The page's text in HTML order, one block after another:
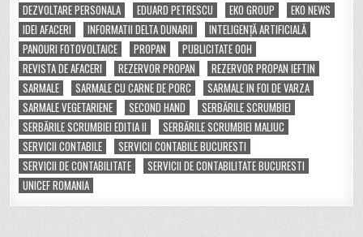
DEZVOLTARE PERSONALA
EDUARD PETRESCU EKO GROUP
EKO NEWS
IDEI AFACERI
INFORMATII DELTA DUNARII
INTELIGENȚĂ ARTIFICIALĂ
PANOURI FOTOVOLTAICE
PROPAN
PUBLICITATE OOH
REVISTA DE AFACERI
REZERVOR PROPAN
REZERVOR PROPAN IEFTIN
SARMALE
SARMALE CU CARNE DE PORC
SARMALE IN FOI DE VARZA
SARMALE VEGETARIENE
SECOND HAND
SERBĂRILE SCRUMBIEI
SERBĂRILE SCRUMBIEI EDITIA II
SERBĂRILE SCRUMBIEI MALIUC
SERVICII CONTABILE
SERVICII CONTABILE BUCURESTI
SERVICII DE CONTABILITATE
SERVICII DE CONTABILITATE BUCURESTI
UNICEF ROMANIA